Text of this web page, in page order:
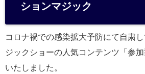
ションマジック
コロナ禍での感染拡大予防にて自粛
ジックショーの人気コンテンツ「参
いたしました。